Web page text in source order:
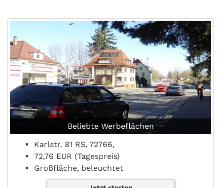
Beliebte Werbeflächen
Karlstr. 81 RS, 72766,
72,76 EUR (Tagespreis)
Großfläche, beleuchtet